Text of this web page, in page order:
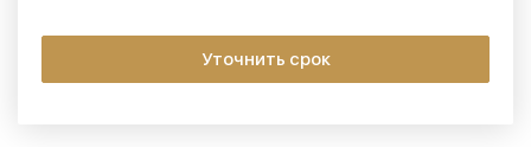
Уточнить срок